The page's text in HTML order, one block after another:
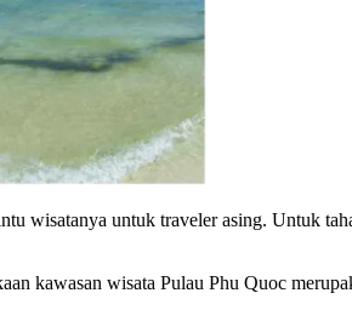
wisatanya untuk traveler asing. Untuk
kawasan wisata Pulau Phu Quoc